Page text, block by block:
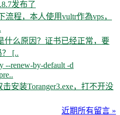
发布了
流程，本人使用vultr作為vps，
什么原因？证书已经正常，要
？ [..
--renew-by-default -d
安装Toranger3.exe，打不开没
近期所有留言 »